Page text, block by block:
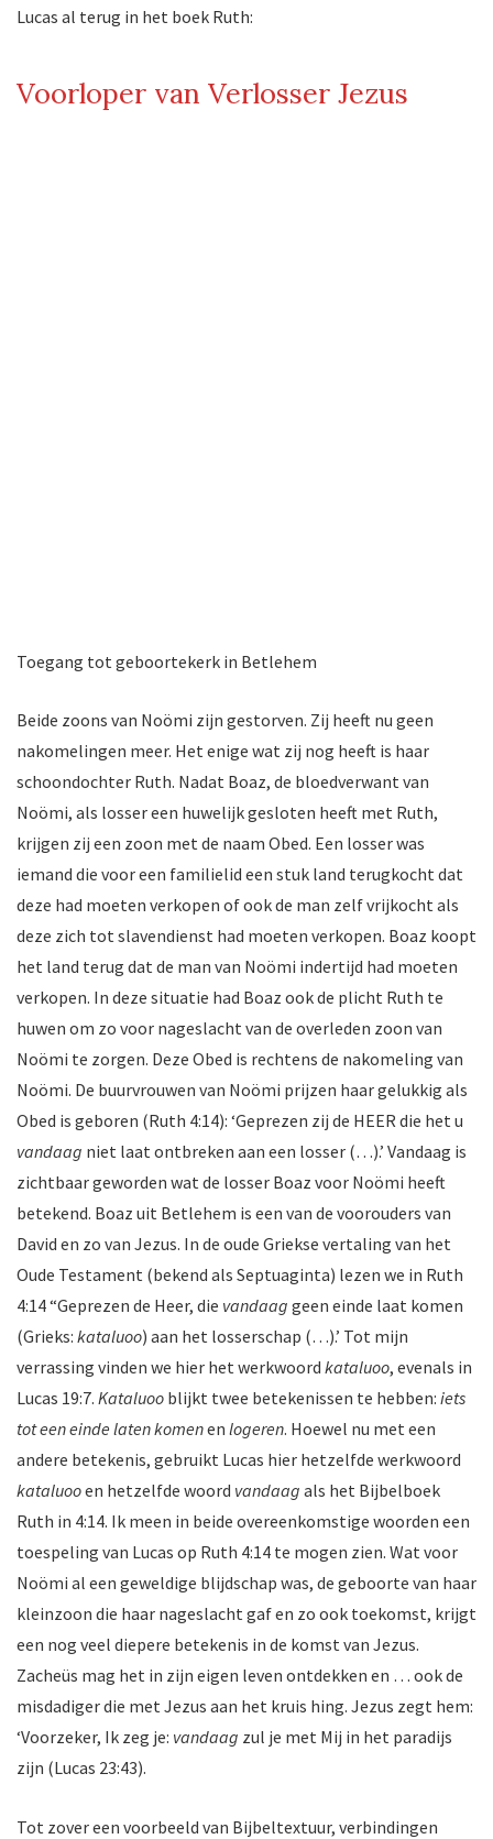
Lucas al terug in het boek Ruth:
Voorloper van Verlosser Jezus
Toegang tot geboortekerk in Betlehem
Beide zoons van Noömi zijn gestorven. Zij heeft nu geen
nakomelingen meer. Het enige wat zij nog heeft is haar
schoondochter Ruth. Nadat Boaz, de bloedverwant van
Noömi, als losser een huwelijk gesloten heeft met Ruth,
krijgen zij een zoon met de naam Obed. Een losser was
iemand die voor een familielid een stuk land terugkocht dat
deze had moeten verkopen of ook de man zelf vrijkocht als
deze zich tot slavendienst had moeten verkopen. Boaz koopt
het land terug dat de man van Noömi indertijd had moeten
verkopen. In deze situatie had Boaz ook de plicht Ruth te
huwen om zo voor nageslacht van de overleden zoon van
Noömi te zorgen. Deze Obed is rechtens de nakomeling van
Noömi. De buurvrouwen van Noömi prijzen haar gelukkig als
Obed is geboren (Ruth 4:14): ‘Geprezen zij de HEER die het u
vandaag niet laat ontbreken aan een losser (…).’ Vandaag is
zichtbaar geworden wat de losser Boaz voor Noömi heeft
betekend. Boaz uit Betlehem is een van de voorouders van
David en zo van Jezus. In de oude Griekse vertaling van het
Oude Testament (bekend als Septuaginta) lezen we in Ruth
4:14 “Geprezen de Heer, die vandaag geen einde laat komen
(Grieks: kataluoo) aan het losserschap (…).’ Tot mijn
verrassing vinden we hier het werkwoord kataluoo, evenals in
Lucas 19:7. Kataluoo blijkt twee betekenissen te hebben: iets
tot een einde laten komenen logeren. Hoewel nu met een
andere betekenis, gebruikt Lucas hier hetzelfde werkwoord
kataluooen hetzelfde woord vandaag als het Bijbelboek
Ruth in 4:14. Ik meen in beide overeenkomstige woorden een
toespeling van Lucas op Ruth 4:14 te mogen zien. Wat voor
Noömi al een geweldige blijdschap was, de geboorte van haar
kleinzoon die haar nageslacht gaf en zo ook toekomst, krijgt
een nog veel diepere betekenis in de komst van Jezus.
Zacheüs mag het in zijn eigen leven ontdekken en … ook de
misdadiger die met Jezus aan het kruis hing. Jezus zegt hem:
‘Voorzeker, Ik zeg je: vandaag zul je met Mij in het paradijs
zijn (Lucas 23:43).
Tot zover een voorbeeld van Bijbeltextuur, verbindingen